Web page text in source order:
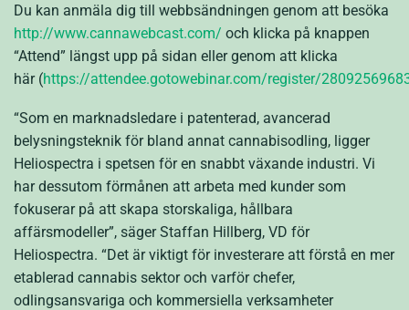
Du kan anmäla dig till webbsändningen genom att besöka
http://www.cannawebcast.com/ och klicka på knappen
“Attend” längst upp på sidan eller genom att klicka
här (https://attendee.gotowebinar.com/register/
“Som en marknadsledare i patenterad, avancerad
belysningsteknik för bland annat cannabisodling, ligger
Heliospectra i spetsen för en snabbt växande industri. Vi
har dessutom förmånen att arbeta med kunder som
fokuserar på att skapa storskaliga, hållbara
affärsmodeller”, säger Staffan Hillberg, VD för
Heliospectra. “Det är viktigt för investerare att förstå en mer
etablerad cannabis sektor och varför chefer,
odlingsansvariga och kommersiella verksamheter